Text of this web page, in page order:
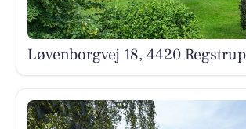
Løvenborgvej 18, 4420 Regstrup